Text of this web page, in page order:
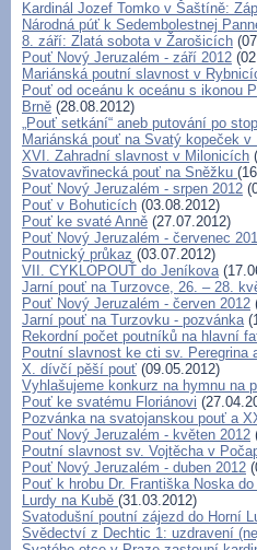
Kardinál Jozef Tomko v Šaštíně:
Národná púť k Sedembolestnej
8. září: Zlatá sobota v Žarošicích
Pouť Nový Jeruzalém - září 2012
Mariánská poutní slavnost v
Pouť od oceánu k oceánu s ikonou
Brně (28.08.2012)
„Pouť setkání“ aneb putování po
Mariánská pouť na Svatý kopeček v
XVI. Zahradní slavnost v Milonicích
Svatovavřinecká pouť na Sněžku
Pouť Nový Jeruzalém - srpen 2012
Pouť v Bohuticích (03.08.2012)
Pouť ke svaté Anně (27.07.2012)
Pouť Nový Jeruzalém - červenec
Poutnický průkaz (03.07.2012)
VII. CYKLOPOUŤ do Jeníkova
Jarní pouť na Turzovce, 26. – 28.
Pouť Nový Jeruzalém - červen 2012
Jarní pouť na Turzovku - pozvánka
Rekordní počet poutníků na hlavní
Poutní slavnost ke cti sv. Peregrina
X. dívčí pěší pouť (09.05.2012)
Vyhlašujeme konkurz na hymnu na
Pouť ke svatému Floriánovi
Pozvánka na svatojanskou pouť a
Pouť Nový Jeruzalém - květen 2012
Poutní slavnost sv. Vojtěcha v
Pouť Nový Jeruzalém - duben 2012
Pouť k hrobu Dr. Františka Noska
Lurdy na Kubě (31.03.2012)
Svatodušní poutní zájezd do Horní
Svědectví z Dechtic 1: uzdravení